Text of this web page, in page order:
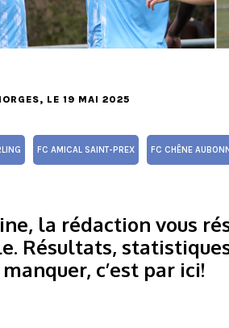
, LE 19 MAI 2025
FC AMICAL SAINT-PREX FC CHÊNE
la rédaction vous
Résultats,
c’est par ici!